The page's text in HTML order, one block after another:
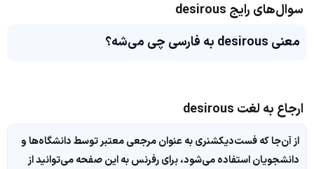
سوال‌های رایج desirous
معنی desirous به فارسی چی می‌شه؟
ارجاع به لغت desirous
از آن‌جا که فست‌دیکشنری به عنوان مرجعی معتبر توسط دانشگاه‌ها و
دانشجویان استفاده می‌شود، برای رفرنس به این صفحه می‌توانید از